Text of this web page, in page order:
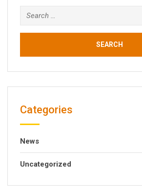
Search
for:
Categories
News
Uncategorized